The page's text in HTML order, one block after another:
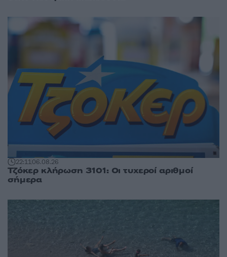
22:1106.08.26
Τζόκερ κλήρωση 3101: Οι τυχεροί αριθμοί
σήμερα